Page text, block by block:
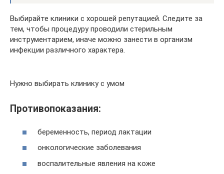
Выбирайте клиники с хорошей репутацией. Следите за
тем, чтобы процедуру проводили стерильным
инструментарием, иначе можно занести в организм
инфекции различного характера.
Нужно выбирать клинику с умом
Противопоказания:
беременность, период лактации
онкологические заболевания
воспалительные явления на коже